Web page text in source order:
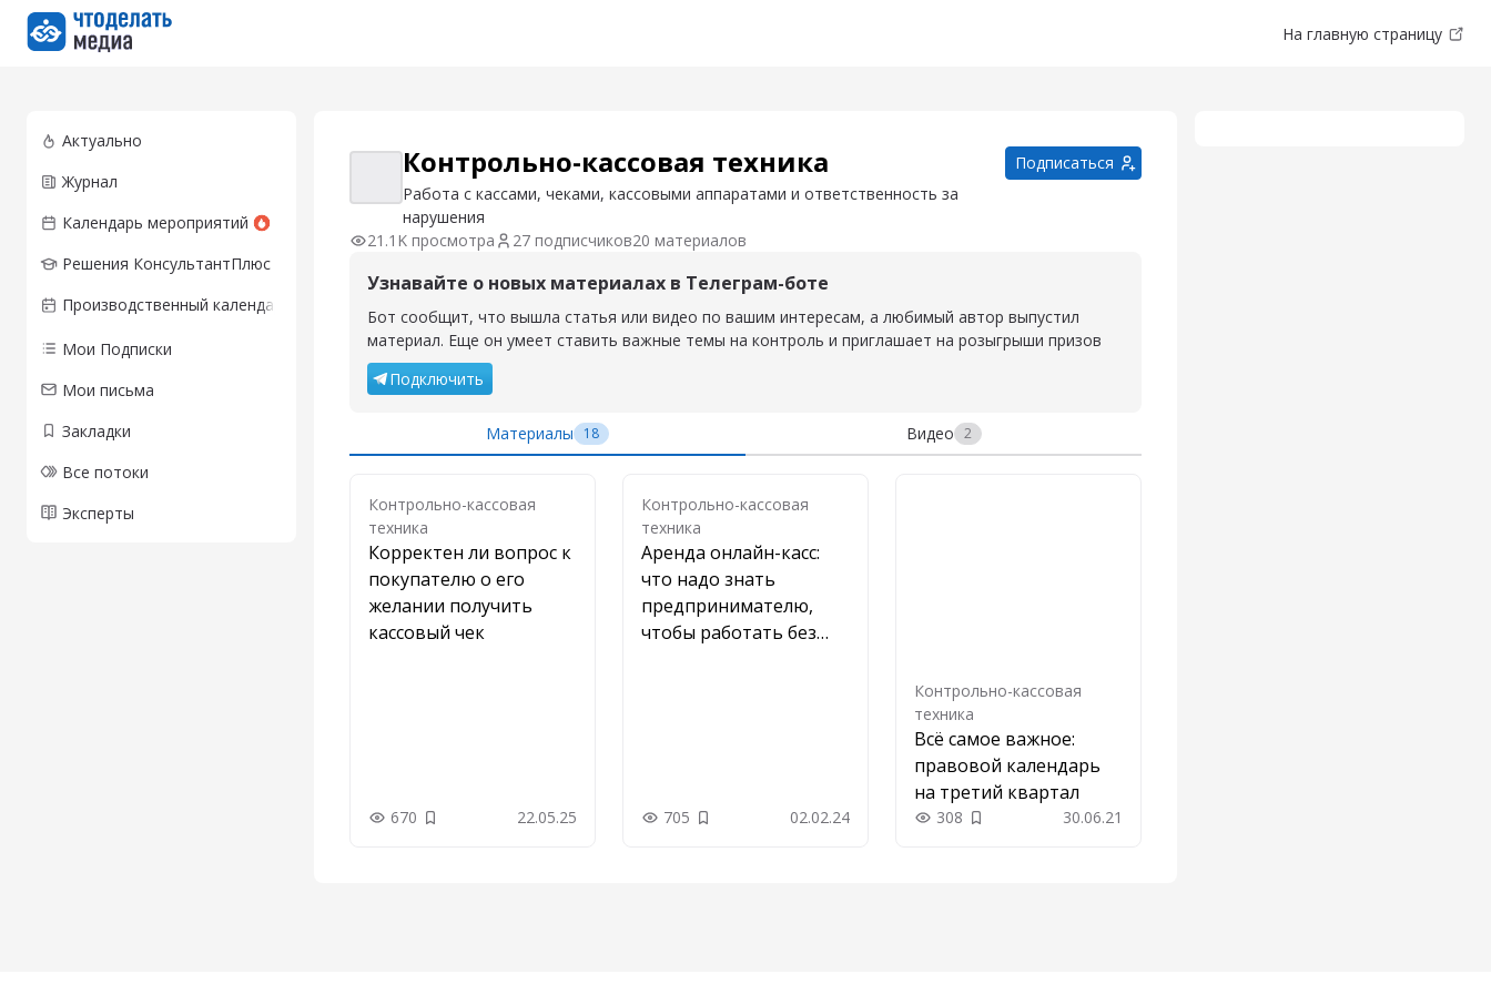
Перейти на главную страницу На главную страницу
Актуально
Журнал
Календарь мероприятий
Решения КонсультантПлюс
Производственный календарь
Мои Подписки
Мои письма
Закладки
Все потоки
Эксперты
Контрольно-кассовая техника
Контрольно-кассовая техника – Материалы потока
Работа с кассами, чеками, кассовыми аппаратами и ответственность за
нарушения
Подписаться
21.1K просмотра 27 подписчиков20 материалов
Узнавайте о новых материалах в Телеграм-боте
Бот сообщит, что вышла статья или видео по вашим интересам, а любимый автор выпустил
материал. Еще он умеет ставить важные темы на контроль и приглашает на розыгрыши призов
Подключить
Материалы 18 Видео 2
Контрольно-кассовая
техника
Корректен ли вопрос к
покупателю о его
желании получить
кассовый чек
670 Добавить в закладки
22.05.25
Контрольно-кассовая
техника
Аренда онлайн-касс:
что надо знать
предпринимателю,
чтобы работать без
705 Добавить в закладки
02.02.24
Контрольно-кассовая
техника
Всё самое важное:
правовой календарь
на третий квартал
308 Добавить в закладки
30.06.21